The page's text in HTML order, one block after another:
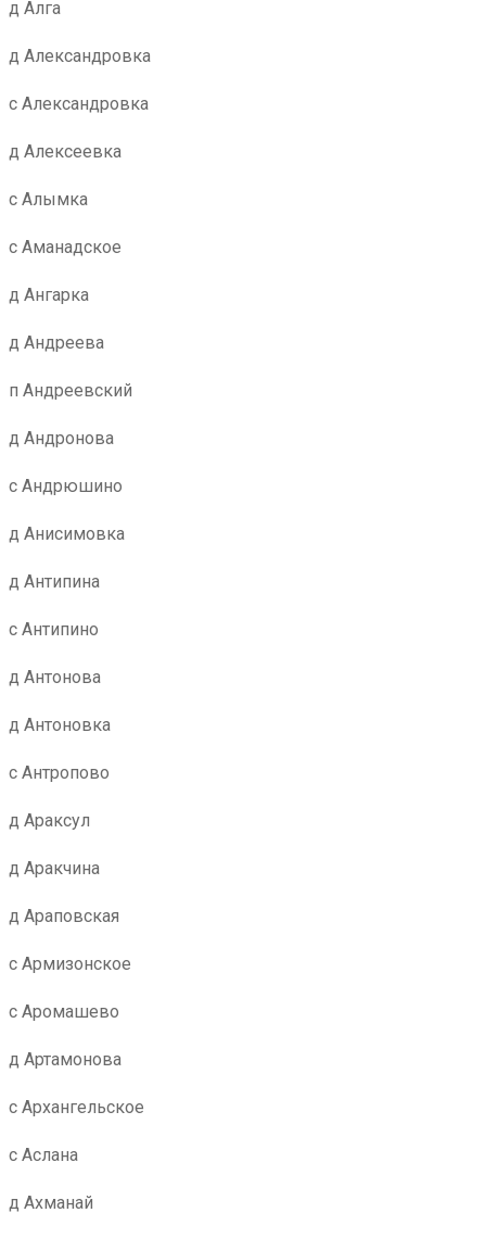
д Алга
д Александровка
с Александровка
д Алексеевка
с Алымка
с Аманадское
д Ангарка
д Андреева
п Андреевский
д Андронова
с Андрюшино
д Анисимовка
д Антипина
с Антипино
д Антонова
д Антоновка
с Антропово
д Араксул
д Аракчина
д Араповская
с Армизонское
с Аромашево
д Артамонова
с Архангельское
с Аслана
д Ахманай